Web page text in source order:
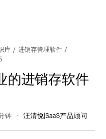
库 / 进销存管理软件 /
的进销存软件
钟 汪清悦|SaaS产品顾问